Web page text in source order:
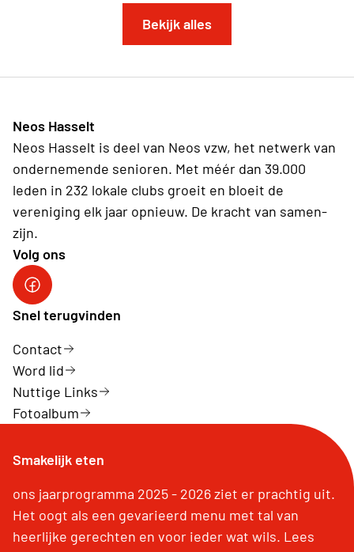
Bekijk alles
Neos Hasselt
Neos Hasselt is deel van Neos vzw, het netwerk van
ondernemende senioren. Met méér dan 39.000
leden in 232 lokale clubs groeit en bloeit de
vereniging elk jaar opnieuw. De kracht van samen-
zijn.
Volg ons
Neos Hasselt
Snel terugvinden
Contact
Word lid
Nuttige Links
Fotoalbum
Smakelijk eten
ons jaarprogramma 2025 - 2026 ziet er prachtig uit.
Het oogt als een gevarieerd menu met tal van
heerlijke gerechten en voor ieder wat wils. Lees